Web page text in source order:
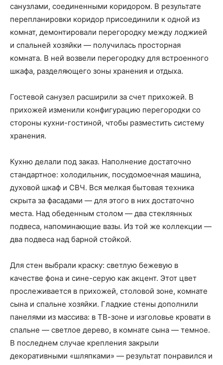
санузлами, соединенными коридором. В результате
перепланировки коридор присоединили к одной из
комнат, демонтировали перегородку между лоджией
и спальней хозяйки — получилась просторная
комната. В ней возвели перегородку для встроенного
шкафа, разделяющего зоны хранения и отдыха.
Гостевой санузел расширили за счет прихожей. В
прихожей изменили конфигурацию перегородки со
стороны кухни-гостиной, чтобы разместить систему
хранения.
Кухню делали под заказ. Наполнение достаточно
стандартное: холодильник, посудомоечная машина,
духовой шкаф и СВЧ. Вся мелкая бытовая техника
скрыта за фасадами — для этого в них достаточно
места. Над обеденным столом — два стеклянных
подвеса, напоминающие вазы. Из той же коллекции —
два подвеса над барной стойкой.
Для стен выбрали краску: светлую бежевую в
качестве фона и сине-серую как акцент. Этот цвет
прослеживается в прихожей, столовой зоне, комнате
сына и спальне хозяйки. Гладкие стены дополнили
панелями из массива: в ТВ-зоне и изголовье кровати в
спальне — светлое дерево, в комнате сына — темное.
В последнем случае крепления закрыли
декоративными «шляпками» — результат понравился и